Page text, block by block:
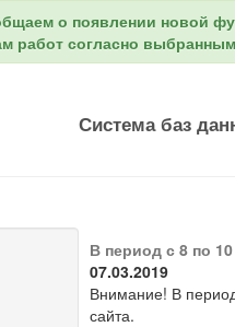
о появлении новой
работ согласно
Система баз
В период с 8 по
07.03.2019
Внимание! В
сайта.